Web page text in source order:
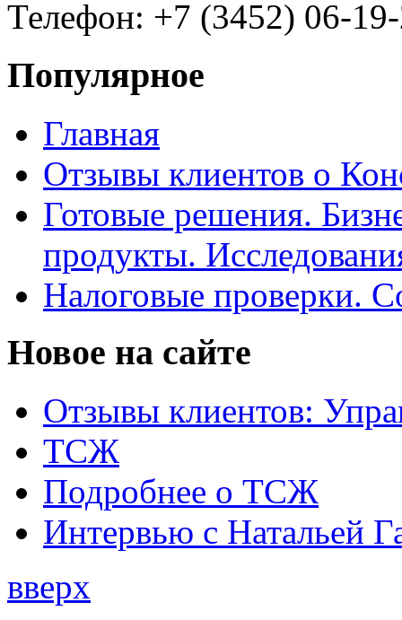
Телефон: +7 (3452) 06-
Популярное
Главная
Отзывы клиентов о
Готовые решения.
продукты.
Налоговые проверки.
Новое на сайте
Отзывы клиентов:
ТСЖ
Подробнее о ТСЖ
Интервью с Натальей
вверх